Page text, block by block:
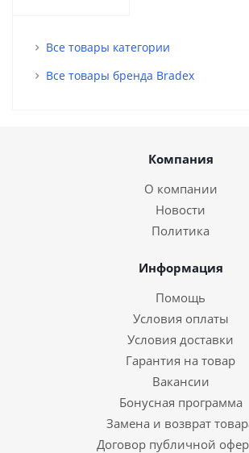
Все товары категории
Все товары бренда Bradex
Компания
О компании
Новости
Политика
Информация
Помощь
Условия оплаты
Условия доставки
Гарантия на товар
Вакансии
Бонусная программа
Замена и возврат
Договор публичной